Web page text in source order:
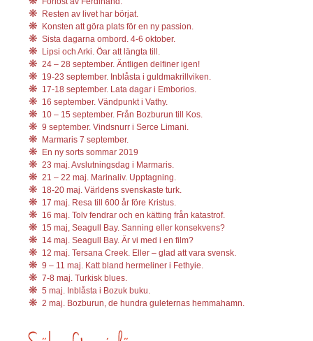
Resten av livet har börjat.
Konsten att göra plats för en ny passion.
Sista dagarna ombord. 4-6 oktober.
Lipsi och Arki. Öar att längta till.
24 – 28 september. Äntligen delfiner igen!
19-23 september. Inblåsta i guldmakrillviken.
17-18 september. Lata dagar i Emborios.
16 september. Vändpunkt i Vathy.
10 – 15 september. Från Bozburun till Kos.
9 september. Vindsnurr i Serce Limani.
Marmaris 7 september.
En ny sorts sommar 2019
23 maj. Avslutningsdag i Marmaris.
21 – 22 maj. Marinaliv. Upptagning.
18-20 maj. Världens svenskaste turk.
17 maj. Resa till 600 år före Kristus.
16 maj. Tolv fendrar och en kätting från katastrof.
15 maj, Seagull Bay. Sanning eller konsekvens?
14 maj. Seagull Bay. Är vi med i en film?
12 maj. Tersana Creek. Eller – glad att vara svensk.
9 – 11 maj. Katt bland hermeliner i Fethyie.
7-8 maj. Turkisk blues.
5 maj. Inblåsta i Bozuk buku.
2 maj. Bozburun, de hundra guleternas hemmahamn.